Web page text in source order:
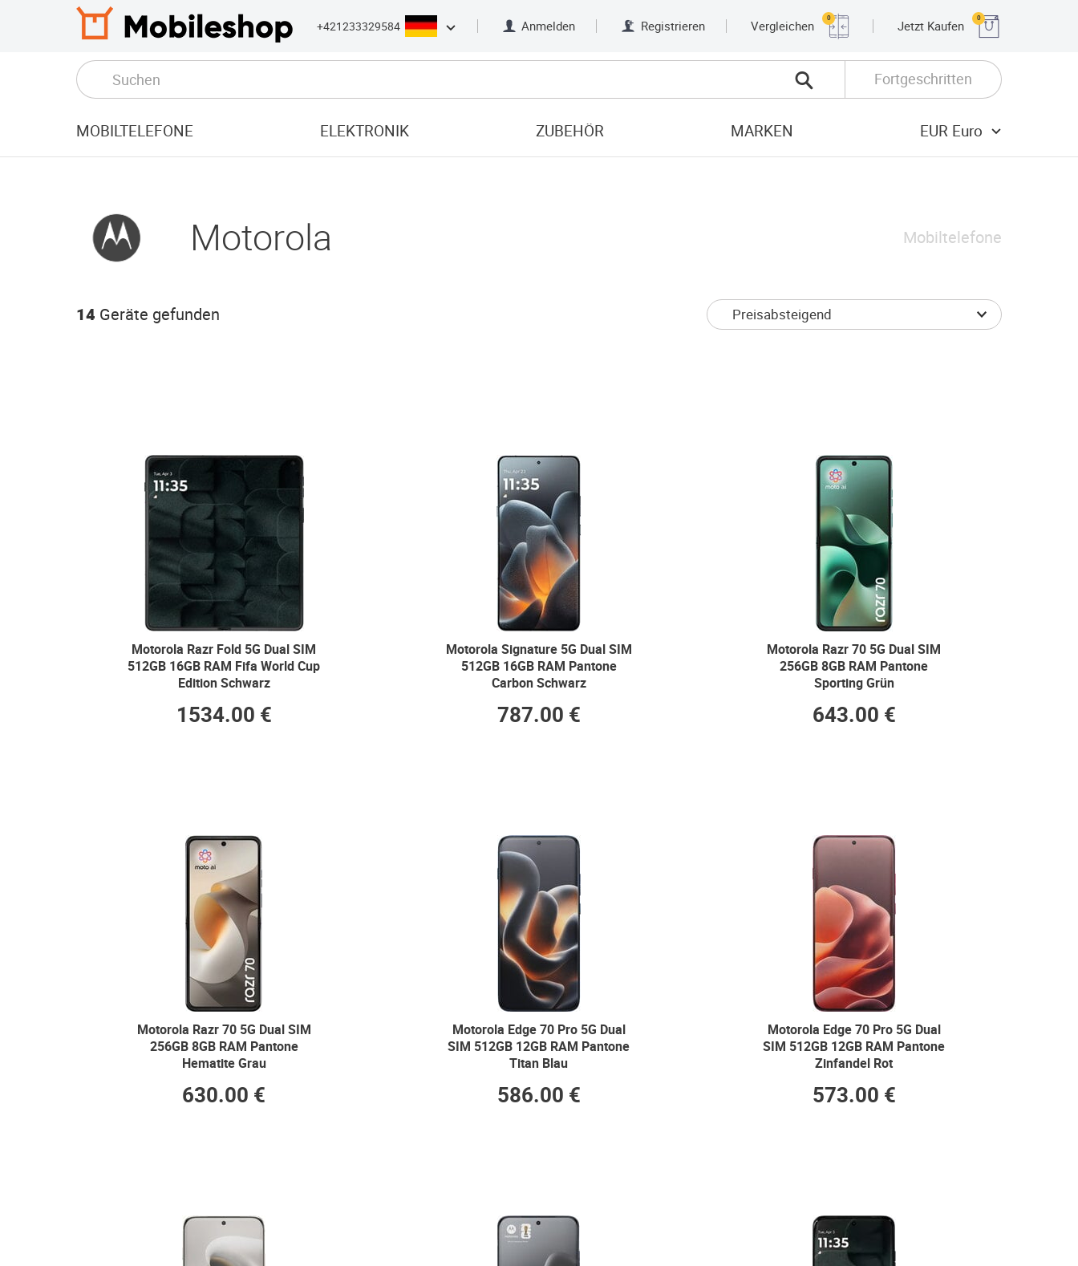
+421233329584 Anmelden Registrieren Vergleichen
0
Jetzt Kaufen
0
Fortgeschritten
MOBILTELEFONE ELEKTRONIK ZUBEHÖR MARKEN EUR Euro
Motorola Mobiltelefone
14 Geräte gefunden
Motorola Razr Fold 5G Dual SIM
512GB 16GB RAM Fifa World Cup
Edition Schwarz
1534.00 €
Motorola Signature 5G Dual SIM
512GB 16GB RAM Pantone
Carbon Schwarz
787.00 €
Motorola Razr 70 5G Dual SIM
256GB 8GB RAM Pantone
Sporting Grün
643.00 €
Motorola Razr 70 5G Dual SIM
256GB 8GB RAM Pantone
Hematite Grau
630.00 €
Motorola Edge 70 Pro 5G Dual
SIM 512GB 12GB RAM Pantone
Titan Blau
586.00 €
Motorola Edge 70 Pro 5G Dual
SIM 512GB 12GB RAM Pantone
Zinfandel Rot
573.00 €